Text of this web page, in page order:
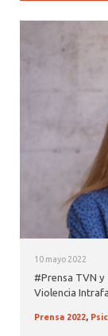
10 mayo 2022
#Prensa TVN y
Violencia
Prensa 2022,